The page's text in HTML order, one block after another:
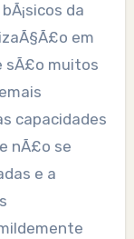
da
em
sÃ£o muitos
capacidades
nÃ£o se
e a